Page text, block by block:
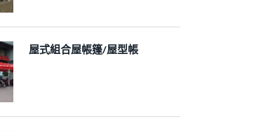
屋式組合屋帳篷/屋型帳